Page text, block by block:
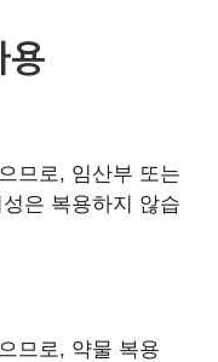
용
므로, 임산부 또는
은 복용하지 않습
므로, 약물 복용